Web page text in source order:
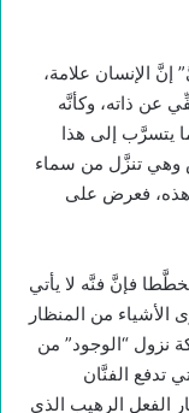
الإنسان علامة،
عن ذاته، وكأنَّه
يتسرَّب إلى هذا
وهي تنزَّل من سماء
هذه، فعرض على
فإنَّ فنَّه لا يأتي
الأشياء من المنظار
نزول “الوجود” من
تدفع الفنَّان
الفعل الرهيب الذي